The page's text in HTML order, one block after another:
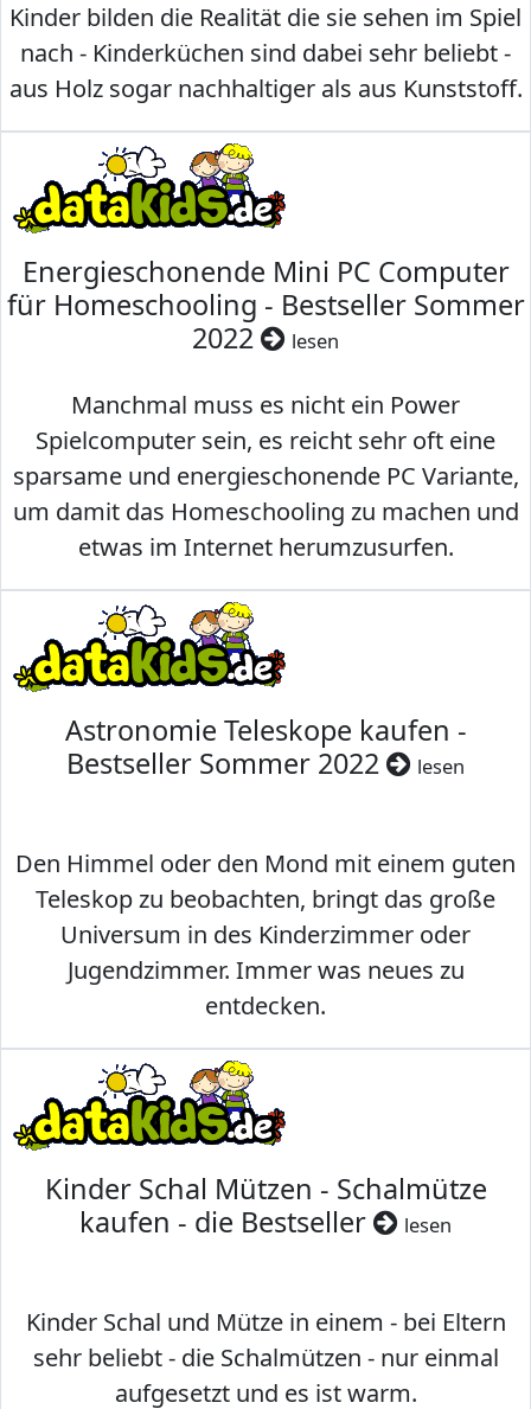
Kinder bilden die Realität die sie sehen im Spiel
nach - Kinderküchen sind dabei sehr beliebt -
aus Holz sogar nachhaltiger als aus Kunststoff.
Energieschonende Mini PC Computer
für Homeschooling - Bestseller Sommer
2022
lesen
Manchmal muss es nicht ein Power
Spielcomputer sein, es reicht sehr oft eine
sparsame und energieschonende PC Variante,
um damit das Homeschooling zu machen und
etwas im Internet herumzusurfen.
Astronomie Teleskope kaufen -
Bestseller Sommer 2022
lesen
Den Himmel oder den Mond mit einem guten
Teleskop zu beobachten, bringt das große
Universum in des Kinderzimmer oder
Jugendzimmer. Immer was neues zu
entdecken.
Kinder Schal Mützen - Schalmütze
kaufen - die Bestseller
lesen
Kinder Schal und Mütze in einem - bei Eltern
sehr beliebt - die Schalmützen - nur einmal
aufgesetzt und es ist warm.